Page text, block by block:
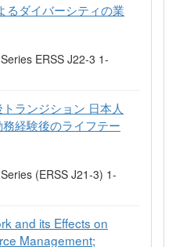
るダイバーシティの業
ERSS J22-3 1-
ランジション 日本人
経験後のライフテー
(ERSS J21-3) 1-
and its Effects on
Management;